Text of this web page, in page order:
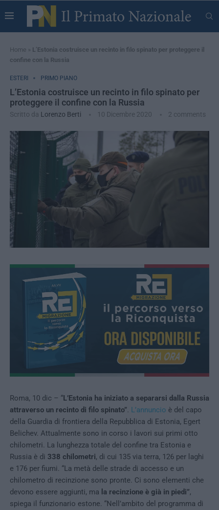
Home » L’Estonia costruisce un recinto in filo spinato per proteggere il
confine con la Russia
ESTERI PRIMO PIANO
L’Estonia costruisce un recinto in filo spinato per
proteggere il confine con la Russia
Scritto da Lorenzo Berti 10 Dicembre 2020 2 comments
Roma, 10 dic – “L’Estonia ha iniziato a separarsi dalla Russia
attraverso un recinto di filo spinato” L’annuncio è del capo
della Guardia di frontiera della Repubblica di Estonia, Egert
Belichev. Attualmente sono in corso i lavori sui primi otto
chilometri. La lunghezza totale del confine tra Estonia e
Russia è di 338 chilometri, di cui 135 via terra, 126 per laghi
e 176 per fiumi. “La metà delle strade di accesso e un
chilometro di recinzione sono pronte. Ci sono elementi che
devono essere aggiunti, ma la recinzione è già in piedi”,
spiega il funzionario estone. “Nell’ambito del programma di